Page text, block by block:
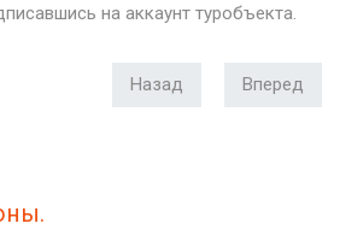
на аккаунт туробъекта.
Назад Вперед